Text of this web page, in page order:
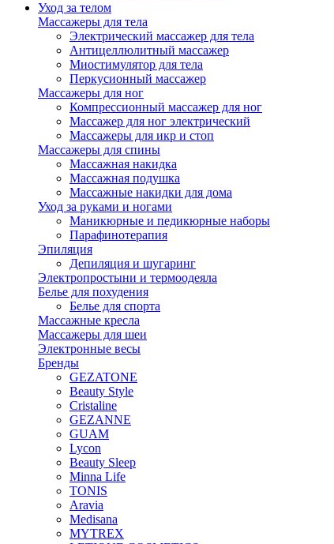
Уход за телом
Массажеры для тела
Электрический массажер для тела
Антицеллюлитный массажер
Миостимулятор для тела
Перкусионный массажер
Массажеры для ног
Компрессионный массажер для ног
Массажер для ног электрический
Массажеры для икр и стоп
Массажеры для спины
Массажная накидка
Массажная подушка
Массажные накидки для дома
Уход за руками и ногами
Маникюрные и педикюрные наборы
Парафинотерапия
Эпиляция
Депиляция и шугаринг
Электропростыни и термоодеяла
Белье для похудения
Белье для спорта
Массажные кресла
Массажеры для шеи
Электронные весы
Бренды
GEZATONE
Beauty Style
Cristaline
GEZANNE
GUAM
Lycon
Beauty Sleep
Minna Life
TONIS
Aravia
Medisana
MYTREX